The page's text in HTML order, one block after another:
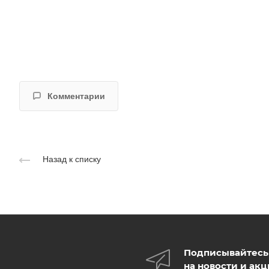
Комментарии
Назад к списку
Подписывайтесь
на новости и